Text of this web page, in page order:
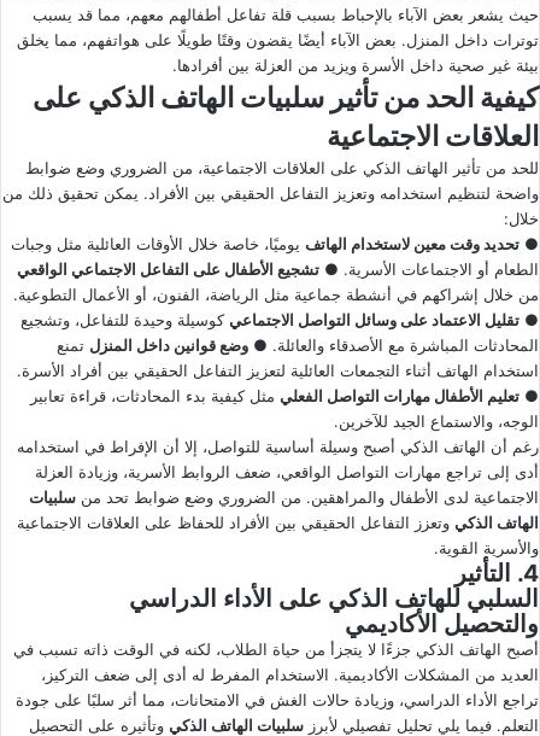
حيث يشعر بعض الآباء بالإحباط بسبب قلة تفاعل أطفالهم معهم، مما قد يسبب
توترات داخل المنزل. بعض الآباء أيضًا يقضون وقتًا طويلًا على هواتفهم، مما يخلق
بيئة غير صحية داخل الأسرة ويزيد من العزلة بين أفرادها.
كيفية الحد من تأثير سلبيات الهاتف الذكي على
العلاقات الاجتماعية
للحد من تأثير الهاتف الذكي على العلاقات الاجتماعية، من الضروري وضع ضوابط
واضحة لتنظيم استخدامه وتعزيز التفاعل الحقيقي بين الأفراد. يمكن تحقيق ذلك من
خلال:
● تحديد وقت معين لاستخدام الهاتف يوميًا، خاصة خلال الأوقات العائلية مثل وجبات
الطعام أو الاجتماعات الأسرية. ● تشجيع الأطفال على التفاعل الاجتماعي الواقعي
من خلال إشراكهم في أنشطة جماعية مثل الرياضة، الفنون، أو الأعمال التطوعية.
● تقليل الاعتماد على وسائل التواصل الاجتماعيكوسيلة وحيدة للتفاعل، وتشجيع
المحادثات المباشرة مع الأصدقاء والعائلة. ● وضع قوانين داخل المنزل تمنع
استخدام الهاتف أثناء التجمعات العائلية لتعزيز التفاعل الحقيقي بين أفراد الأسرة.
● تعليم الأطفال مهارات التواصل الفعلي مثل كيفية بدء المحادثات، قراءة تعابير
الوجه، والاستماع الجيد للآخرين.
رغم أن الهاتف الذكي أصبح وسيلة أساسية للتواصل، إلا أن الإفراط في استخدامه
أدى إلى تراجع مهارات التواصل الواقعي، ضعف الروابط الأسرية، وزيادة العزلة
الاجتماعية لدى الأطفال والمراهقين. من الضروري وضع ضوابط تحد من سلبيات
الهاتف الذكي وتعزز التفاعل الحقيقي بين الأفراد للحفاظ على العلاقات الاجتماعية
والأسرية القوية.
4. التأثير
السلبي للهاتف الذكي على الأداء الدراسي
والتحصيل الأكاديمي
أصبح الهاتف الذكي جزءًا لا يتجزأ من حياة الطلاب، لكنه في الوقت ذاته تسبب في
العديد من المشكلات الأكاديمية. الاستخدام المفرط له أدى إلى ضعف التركيز،
تراجع الأداء الدراسي، وزيادة حالات الغش في الامتحانات، مما أثر سلبًا على جودة
التعلم. فيما يلي تحليل تفصيلي لأبرز سلبيات الهاتف الذكي وتأثيره على التحصيل